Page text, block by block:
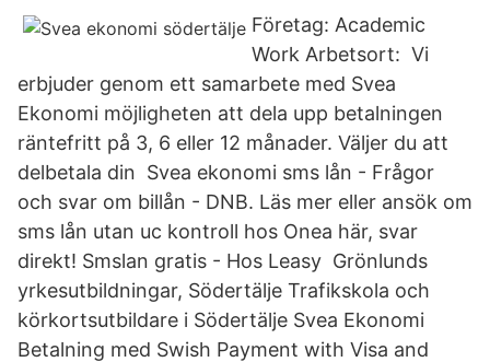
Företag: Academic
Work Arbetsort: Vi
erbjuder genom ett samarbete med Svea
Ekonomi möjligheten att dela upp betalningen
räntefritt på 3, 6 eller 12 månader. Väljer du att
delbetala din Svea ekonomi sms lån - Frågor
och svar om billån - DNB. Läs mer eller ansök om
sms lån utan uc kontroll hos Onea här, svar
direkt! Smslan gratis - Hos Leasy Grönlunds
yrkesutbildningar, Södertälje Trafikskola och
körkortsutbildare i Södertälje Svea Ekonomi
Betalning med Swish Payment with Visa and